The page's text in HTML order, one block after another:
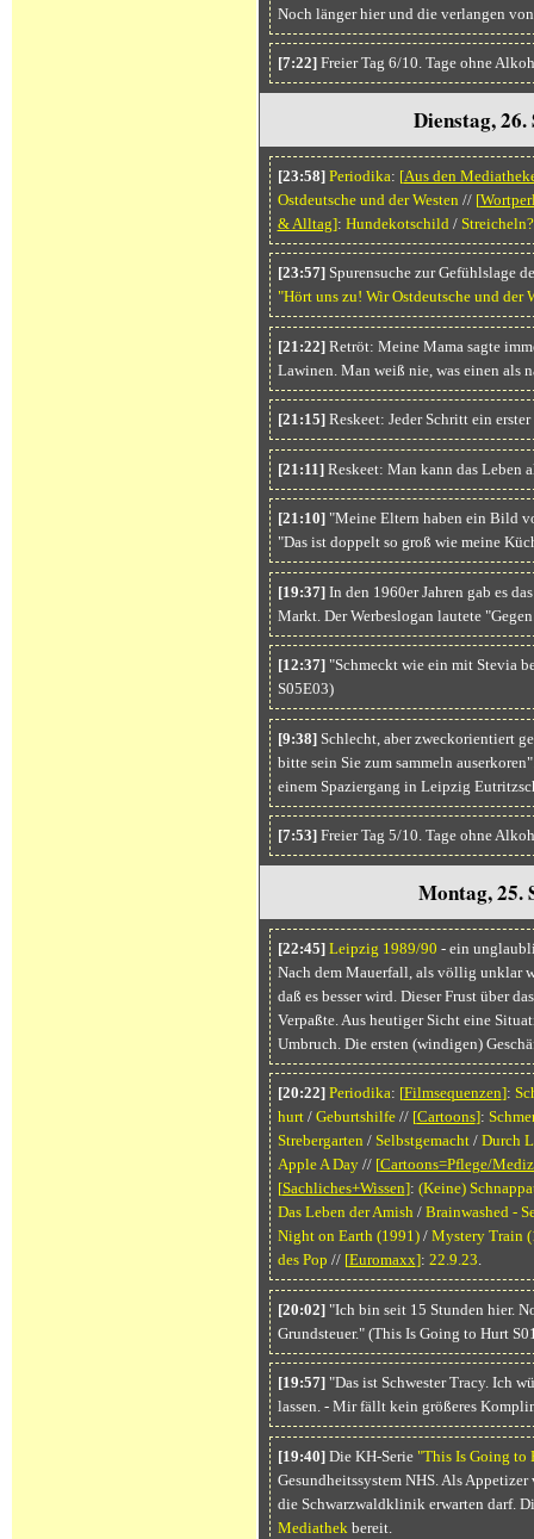
Noch länger hier und die verlangen
[7:22]Freier Tag 6/10. Tage ohne
Dienstag,
[23:58] Periodika: [Aus den
Ostdeutsche und der Westen // [
& Alltag]: Hundekotschild / Streicheln?
[23:57]Spurensuche zur Gefühlslage
"Hört uns zu! Wir Ostdeutsche und der
[21:22]Retröt: Meine Mama sagte
Lawinen. Man weiß nie, was einen als
[21:15]Reskeet: Jeder Schritt ein
[21:11]Reskeet: Man kann das Leben
[21:10]"Meine Eltern haben ein Bild
"Das ist doppelt so groß wie meine
[19:37]In den 1960er Jahren gab es
Markt. Der Werbeslogan lautete
[12:37]"Schmeckt wie ein mit Stevia
S05E03)
[9:38]Schlecht, aber zweckorientiert
bitte sein Sie zum sammeln
einem Spaziergang in Leipzig
[7:53]Freier Tag 5/10. Tage ohne
Montag, 25.
[22:45] Leipzig 1989/90 - ein
Nach dem Mauerfall, als völlig unklar
daß es besser wird. Dieser Frust über
Verpaßte. Aus heutiger Sicht eine
Umbruch. Die ersten (windigen)
[20:22] Periodika: [Filmsequenzen]:
hurt/ Geburtshilfe// [Cartoons]:
Strebergarten / Selbstgemacht/ Durch
Apple A Day// [Cartoons=Pflege/
[Sachliches+Wissen]: (Keine)
Das Leben der Amish / Brainwashed -
Night on Earth (1991)/ Mystery Train
des Pop // [Euromaxx]: 22.9.23.
[20:02]"Ich bin seit 15 Stunden hier.
Grundsteuer." (This Is Going to Hurt
[19:57]"Das ist Schwester Tracy. Ich
lassen. - Mir fällt kein größeres
[19:40]Die KH-Serie "This Is Going to
Gesundheitssystem NHS. Als
die Schwarzwaldklinik erwarten darf.
Mediathek bereit.